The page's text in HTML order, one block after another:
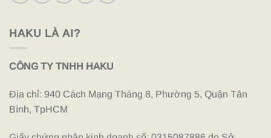
HAKU LÀ AI?
CÔNG TY TNHH HAKU
Địa chỉ: 940 Cách Mạng Tháng 8, Phường 5, Quận Tân
Bình, TpHCM